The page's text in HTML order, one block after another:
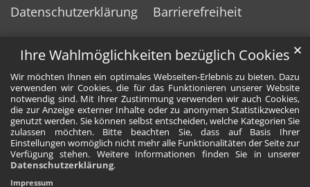
Ihre Wahlmöglichkeiten bezüglich Cookies
Wir möchten Ihnen ein optimales Webseiten-Erlebnis zu bieten. Dazu
verwenden wir Cookies, die für das Funktionieren unserer Website
notwendig sind. Mit Ihrer Zustimmung verwenden wir auch Cookies,
die zur Anzeige externer Inhalte oder zu anonymen Statistikzwecken
genutzt werden. Sie können selbst entscheiden, welche Kategorien Sie
zulassen möchten. Bitte beachten Sie, dass auf Basis Ihrer
Einstellungen womöglich nicht mehr alle Funktionalitäten der Seite zur
Verfügung stehen. Weitere Informationen finden Sie in unserer
Datenschutzerklärung.
✕
Impressum
Datenschutzerklärung
Barrierefreiheit